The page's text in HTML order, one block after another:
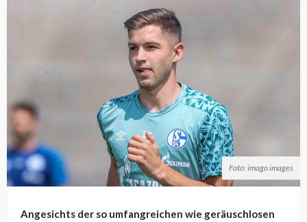
Foto: imago images
Angesichts der so umfangreichen wie geräuschlosen